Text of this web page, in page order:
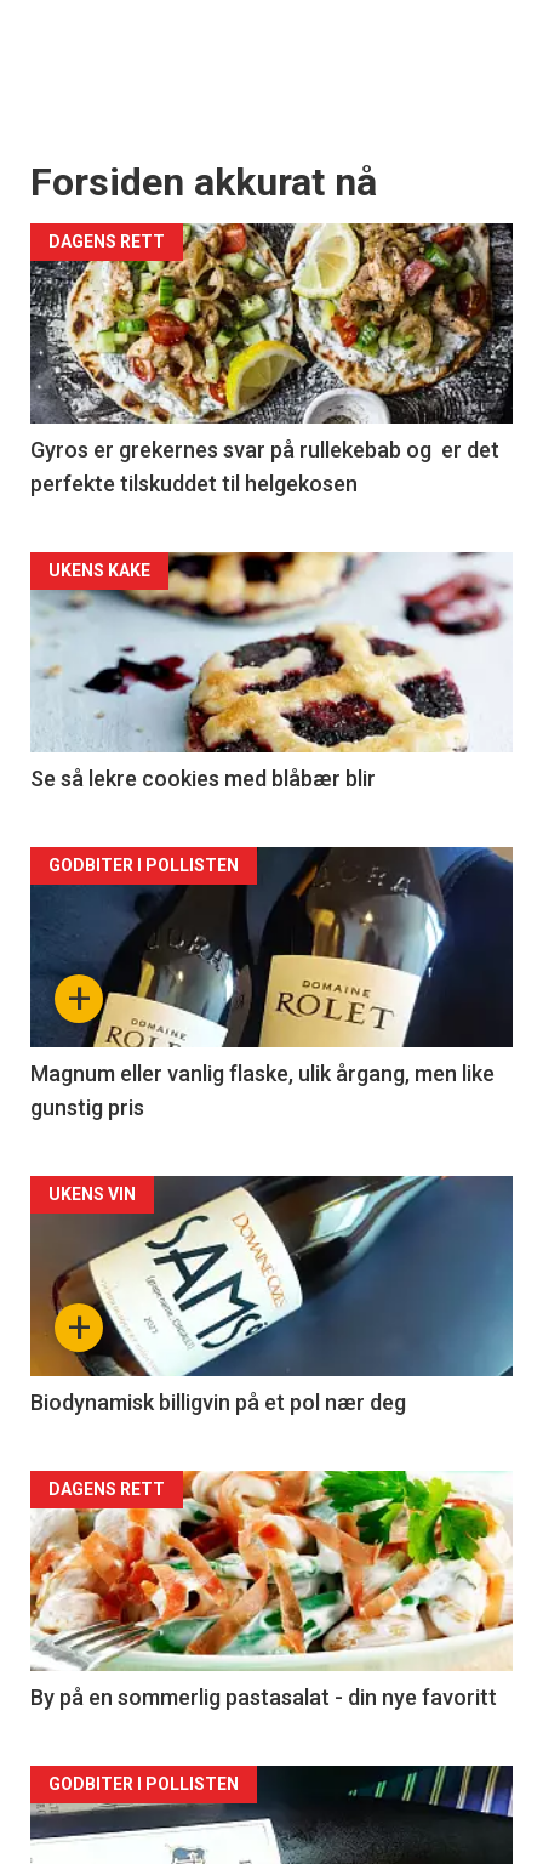
Forsiden akkurat nå
DAGENS RETT
Gyros er grekernes svar på rullekebab og er det
perfekte tilskuddet til helgekosen
Forsiden
akkurat
nå
2
UKENS KAKE
Se så lekre cookies med blåbær blir
Forsiden
akkurat
nå
3
+
GODBITER I POLLISTEN
Magnum eller vanlig flaske, ulik årgang, men like
gunstig pris
Forsiden
akkurat
nå
4
+
UKENS VIN
Biodynamisk billigvin på et pol nær deg
Forsiden
akkurat
nå
-
5
DAGENS RETT
By på en sommerlig pastasalat - din nye favoritt
Forsiden
akkurat
GODBITER I POLLISTEN